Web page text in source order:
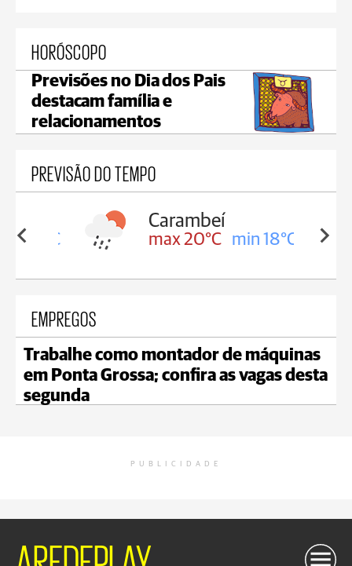
HORÓSCOPO
Previsões no Dia dos Pais
destacam família e
relacionamentos
PREVISÃO DO TEMPO
18°C
Carambeí
max 20°C min 18°C
EMPREGOS
Trabalhe como montador de máquinas
em Ponta Grossa; confira as vagas desta
segunda
PUBLICIDADE